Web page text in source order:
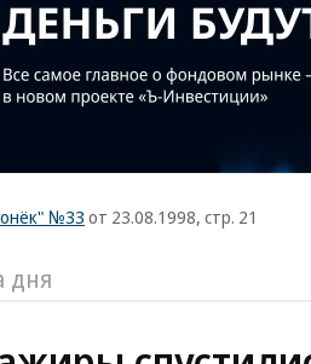
№33от 23.08.1998, стр. 21
дня